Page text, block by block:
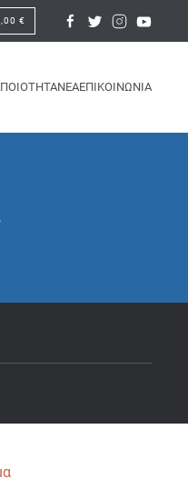
€
ΠΟΙΟΤΗΤΑΝΕΑΕΠΙΚΟΙΝΩΝΙΑ